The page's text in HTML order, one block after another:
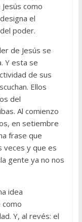
como
el
poder.
de Jesús se
Y esta se
de sus
Ellos
del
Al comienzo
en setiembre
frase que
veces y que es
gente ya no nos
idea
Y, al revés: el